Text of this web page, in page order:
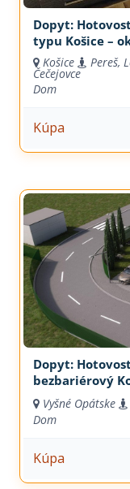
Dopyt:
typu Košice –
Košice Pereš,
Čečejovce
Dom
Kúpa
Dopyt:
bezbariérový
Vyšné Opátske
Dom
Kúpa